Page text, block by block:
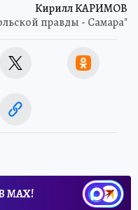
Кирилл КАРИМОВ
правды - Самара"
МАХ!